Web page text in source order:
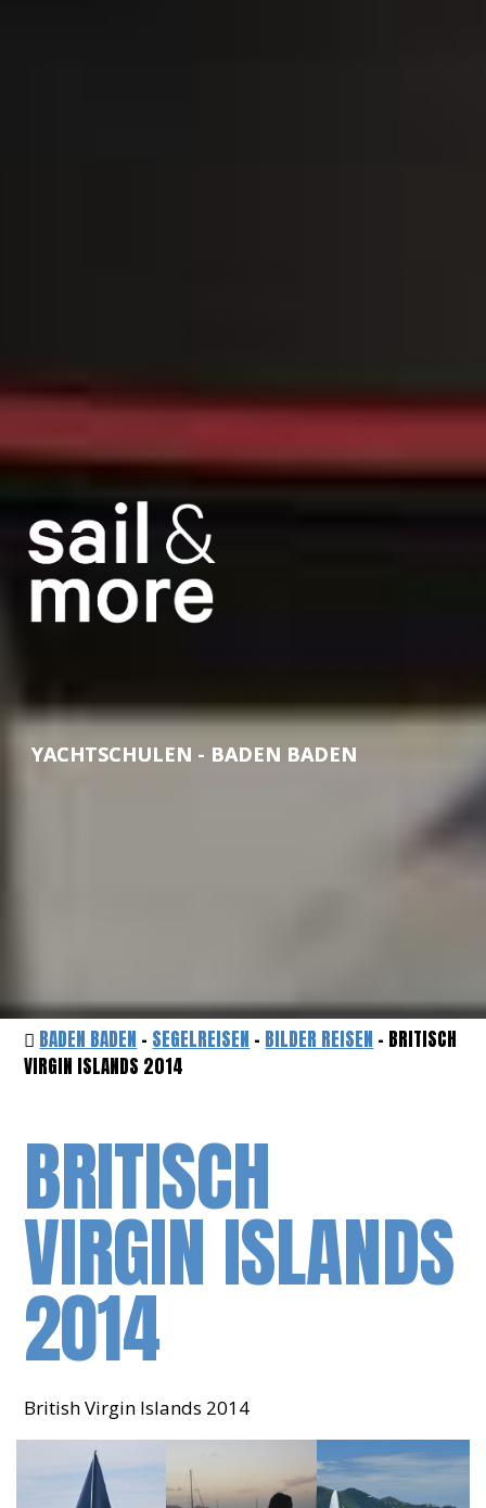
YACHTSCHULEN - BADEN BADEN
BADEN BADEN - SEGELREISEN - BILDER REISEN - BRITISCH
VIRGIN ISLANDS 2014
BRITISCH
VIRGIN ISLANDS
2014
British Virgin Islands 2014